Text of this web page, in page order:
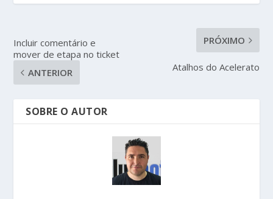
Incluir comentário e
mover de etapa no ticket
ANTERIOR
PRÓXIMO
Atalhos do Acelerato
SOBRE O AUTOR